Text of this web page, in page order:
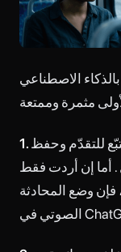
الاصطناعي
للتقدّم وحفظ
. أما إن أردت فقط
فإن وضع المحادثة